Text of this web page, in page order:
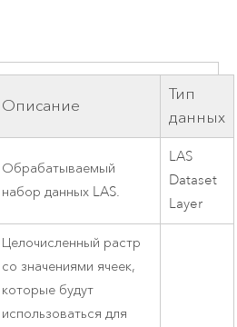
Описание
Тип
данных
Обрабатываемый
набор данных LAS.
LAS
Dataset
Layer
Целочисленный растр
со значениями ячеек,
которые будут
использоваться для